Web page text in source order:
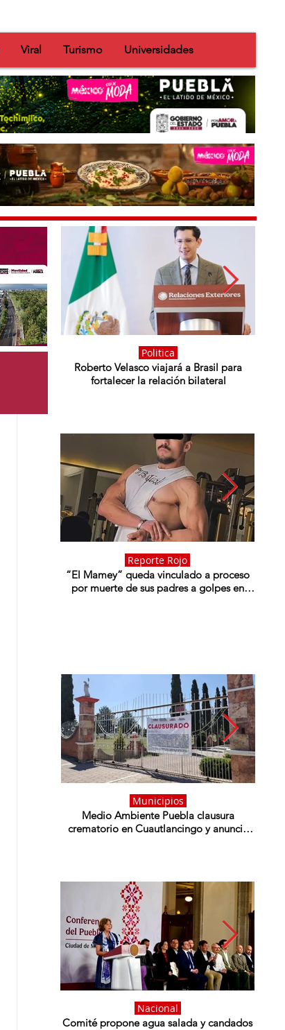
Viral Turismo Universidades
Roberto Velasco viajará a Brasil para
fortalecer la relación bilateral
Politica
“El Mamey” queda vinculado a proceso
por muerte de sus padres a golpes en
Reporte Rojo
Medio Ambiente Puebla clausura
crematorio en Cuautlancingo y anuncia
Municipios
Comité propone agua salada y candados
Nacional